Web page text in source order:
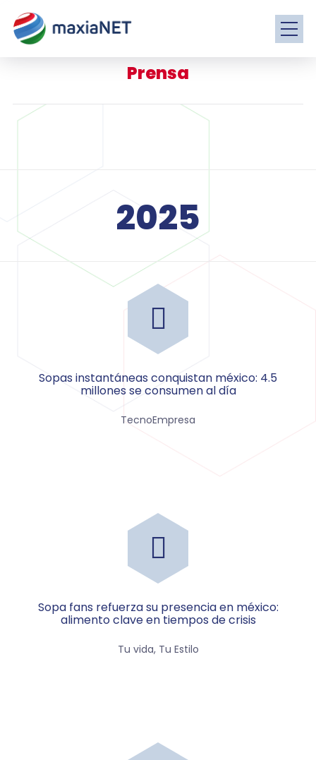
Prensa
2025
sopas instantáneas conquistan méxico: 4.5
millones se consumen al día
TecnoEmpresa
sopa fans refuerza su presencia en méxico:
alimento clave en tiempos de crisis
Tu vida, Tu Estilo